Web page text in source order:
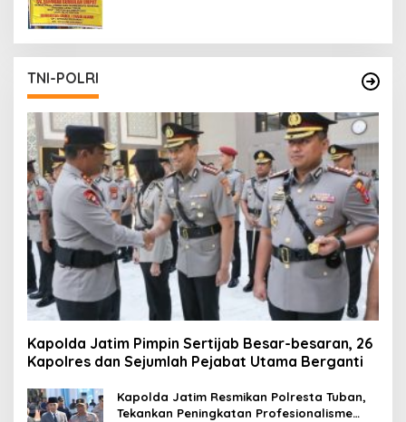
TNI-POLRI
Kapolda Jatim Pimpin Sertijab Besar-besaran, 26
Kapolres dan Sejumlah Pejabat Utama Berganti
Kapolda Jatim Resmikan Polresta Tuban,
Tekankan Peningkatan Profesionalisme